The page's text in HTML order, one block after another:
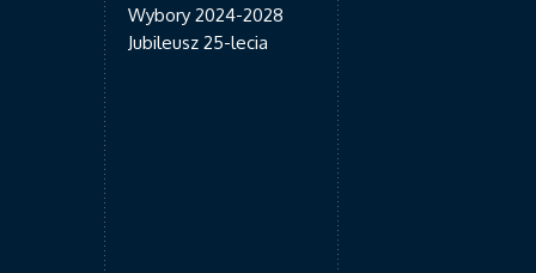
Wybory 2024-2028
Jubileusz 25-lecia